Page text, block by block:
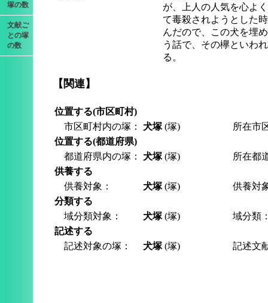
塚の数
文献ご
との塚
の数
が、上人の人気を心よ
て毒殺されようとした
んだので、この犬を埋
う話で、その欅といわ
る。
【関連】
位置する(市区町村)
市区町村内の塚：
犬塚(塚)
所在市
位置する(都道府県)
都道府県内の塚：
犬塚(塚)
所在都
供養する
供養対象：
犬塚(塚)
供養対
分類する
域分類対象：
犬塚(塚)
域分類
記述する
記述対象の塚：
犬塚(塚) 記述文